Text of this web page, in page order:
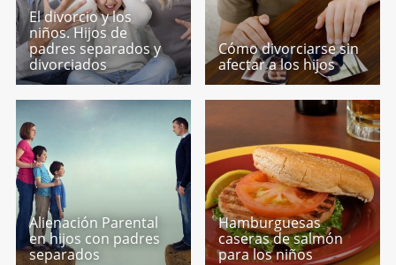
El divorcio y los
niños. Hijos de
padres separados y
divorciados
Cómo divorciarse sin
afectar a los hijos
Alienación Parental
en hijos con padres
separados
Hamburguesas
caseras de salmón
para los niños